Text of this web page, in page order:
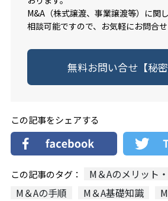
M&A（株式譲渡、事業譲渡等）に関
相談可能ですので、お気軽にお問合せ
無料お問い合せ【秘密
この記事をシェアする
この記事のタグ：
M＆Aのメリット
M＆Aの手順
M＆A基礎知識